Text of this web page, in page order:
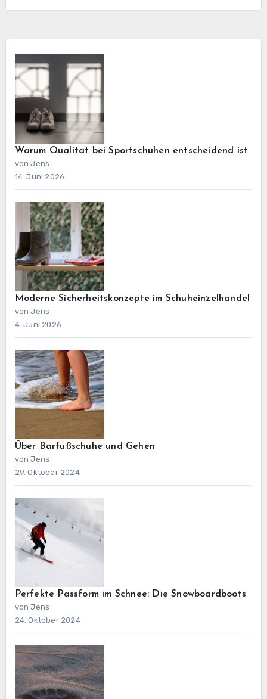
Warum Qualität bei Sportschuhen entscheidend ist
von Jens
14. Juni 2026
Moderne Sicherheitskonzepte im Schuheinzelhandel
von Jens
4. Juni 2026
Über Barfußschuhe und Gehen
von Jens
29. Oktober 2024
Perfekte Passform im Schnee: Die Snowboardboots
von Jens
24. Oktober 2024